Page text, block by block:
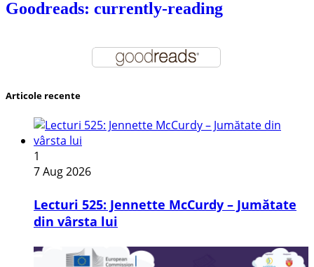
Goodreads: currently-reading
Articole recente
1
7 Aug 2026
Lecturi 525: Jennette McCurdy – Jumătate
din vârsta lui